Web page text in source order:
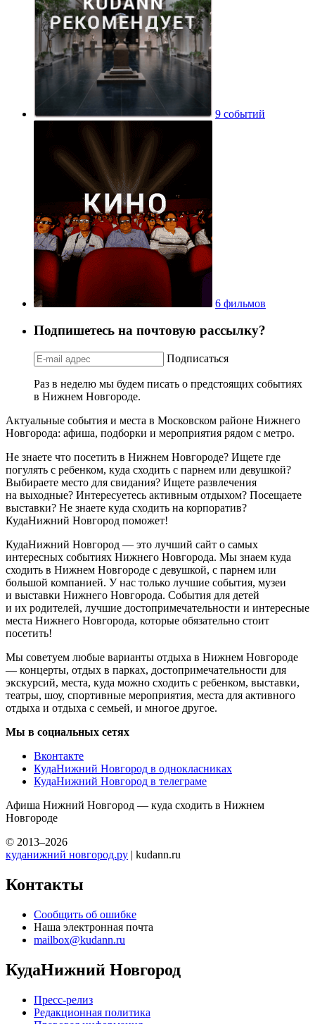
9 событий
6 фильмов
Подпишетесь на почтовую рассылку?
Подписаться
Раз в неделю мы будем писать о предстоящих событиях
в Нижнем Новгороде.
Актуальные события и места в Московском районе Нижнего
Новгорода: афиша, подборки и мероприятия рядом с метро.
Не знаете что посетить в Нижнем Новгороде? Ищете где
погулять с ребенком, куда сходить с парнем или девушкой?
Выбираете место для свидания? Ищете развлечения
на выходные? Интересуетесь активным отдыхом? Посещаете
выставки? Не знаете куда сходить на корпоратив?
КудаНижний Новгород поможет!
КудаНижний Новгород — это лучший сайт о самых
интересных событиях Нижнего Новгорода. Мы знаем куда
сходить в Нижнем Новгороде с девушкой, с парнем или
большой компанией. У нас только лучшие события, музеи
и выставки Нижнего Новгорода. События для детей
и их родителей, лучшие достопримечательности и интересные
места Нижнего Новгорода, которые обязательно стоит
посетить!
Мы советуем любые варианты отдыха в Нижнем Новгороде
— концерты, отдых в парках, достопримечательности для
экскурсий, места, куда можно сходить с ребенком, выставки,
театры, шоу, спортивные мероприятия, места для активного
отдыха и отдыха с семьей, и многое другое.
Мы в социальных сетях
Вконтакте
КудаНижний Новгород в однокласниках
КудаНижний Новгород в телеграме
Афиша Нижний Новгород — куда сходить в Нижнем
Новгороде
© 2013–2026
куданижний новгород.ру | kudann.ru
Контакты
Сообщить об ошибке
Наша электронная почта
mailbox@kudann.ru
КудаНижний Новгород
Пресс-релиз
Редакционная политика